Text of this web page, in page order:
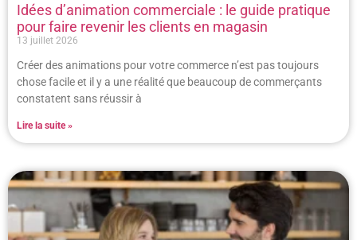
Idées d’animation commerciale : le guide pratique
pour faire revenir les clients en magasin
13 juillet 2026
Créer des animations pour votre commerce n’est pas toujours
chose facile et il y a une réalité que beaucoup de commerçants
constatent sans réussir à
Lire la suite »